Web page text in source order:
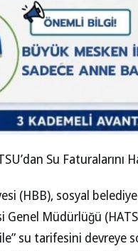
Su Faturalarını
(HBB), sosyal
Genel Müdürlüğü
su tarifesini devreye